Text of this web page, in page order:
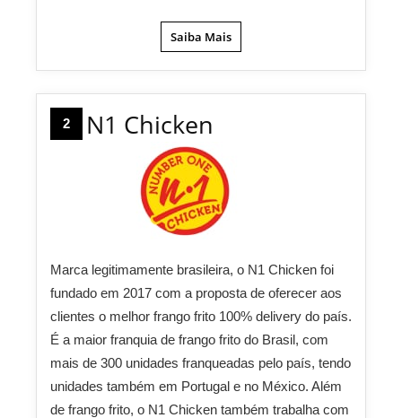
Saiba Mais
2 N1 Chicken
Marca legitimamente brasileira, o N1 Chicken foi
fundado em 2017 com a proposta de oferecer aos
clientes o melhor frango frito 100% delivery do país.
É a maior franquia de frango frito do Brasil, com
mais de 300 unidades franqueadas pelo país, tendo
unidades também em Portugal e no México. Além
de frango frito, o N1 Chicken também trabalha com